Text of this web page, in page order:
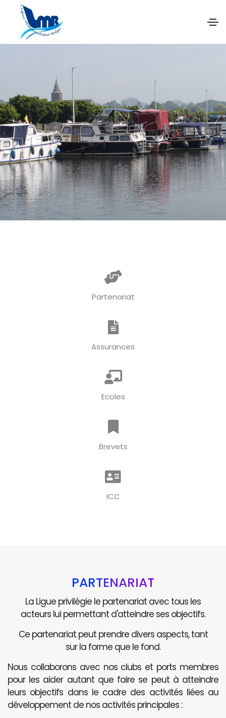
Partenariat
Assurances
Ecoles
Brevets
ICC
PARTENARIAT
La Ligue privilégie le partenariat avec tous les
acteurs lui permettant d'atteindre ses objectifs.
Ce partenariat peut prendre divers aspects, tant
sur la forme que le fond.
Nous collaborons avec nos clubs et ports membres
pour les aider autant que faire se peut à atteindre
leurs objectifs dans le cadre des activités liées au
développement de nos activités principales :